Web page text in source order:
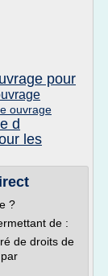
pour
ouvrage
d
les
?
de :
de droits de